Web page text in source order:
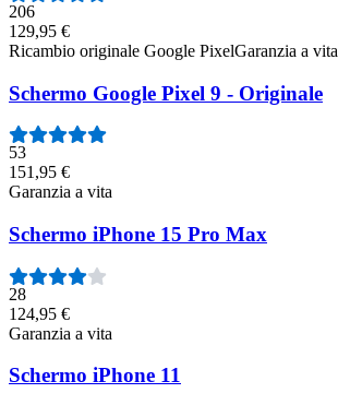
206
129,95 €
Ricambio originale Google PixelGaranzia a vita
Schermo Google Pixel 9 - Originale
53
151,95 €
Garanzia a vita
Schermo iPhone 15 Pro Max
28
124,95 €
Garanzia a vita
Schermo iPhone 11